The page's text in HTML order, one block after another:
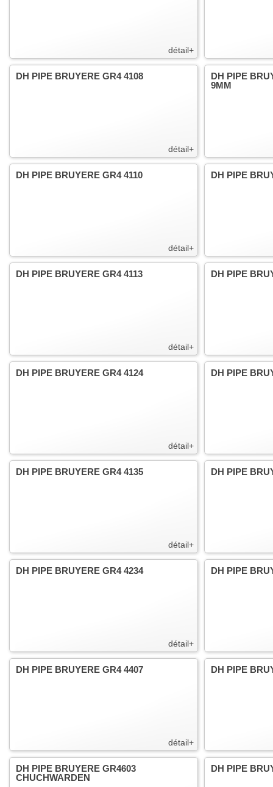
détail+
détail+
DH PIPE BRUYERE GR4 4108
DH PIPE
9MM
détail+
DH PIPE BRUYERE GR4 4110 DH PIPE
détail+
DH PIPE BRUYERE GR4 4113 DH PIPE
détail+
DH PIPE BRUYERE GR4 4124 DH PIPE
détail+
DH PIPE BRUYERE GR4 4135 DH PIPE
détail+
DH PIPE BRUYERE GR4 4234 DH PIPE
détail+
DH PIPE BRUYERE GR4 4407 DH PIPE
DH PIPE BRUYERE GR4603
CHUCHWARDEN
DH PIPE